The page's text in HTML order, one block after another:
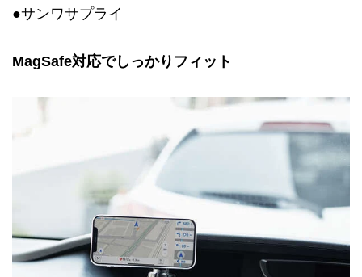
●サンワサプライ
MagSafe対応でしっかりフィット